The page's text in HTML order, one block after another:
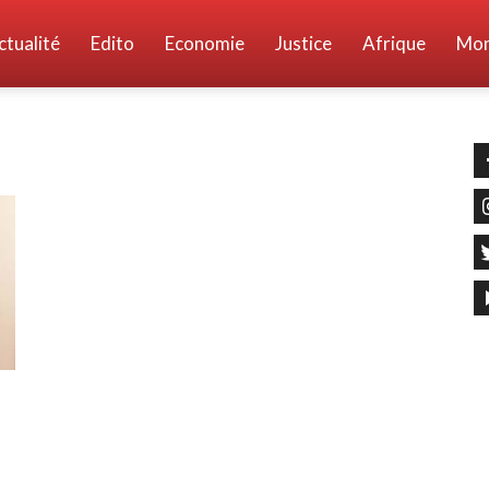
Edito Economie Justice Afrique